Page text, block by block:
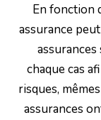
En fonction
assurance
chaque cas
risques,
assurances